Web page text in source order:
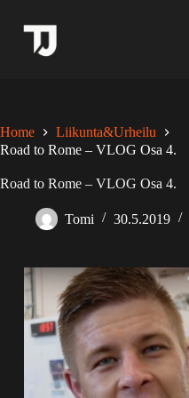
Home
Liikunta&Urheilu
Road to Rome – VLOG Osa 4.
Road to Rome – VLOG Osa 4.
Tomi 30.5.2019